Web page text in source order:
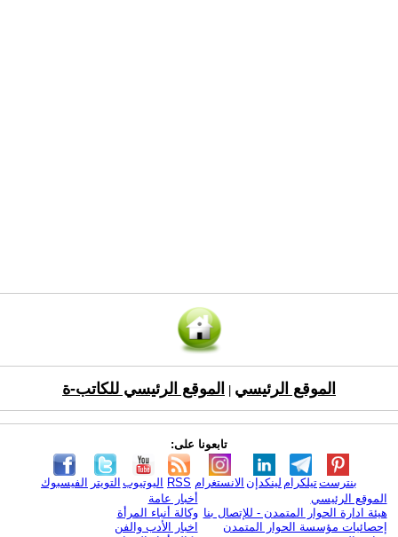
الموقع الرئيسي الموقع الرئيسي للكاتب-ة
تابعونا على:
الفيسبوك التويتر اليوتيوب RSS الانستغرام لينكدإن تيلكرامبنترست
الموقع الرئيسي
هيئة ادارة الحوار المتمدن - للإتصال بنا
إحصائيات مؤسسة الحوار المتمدن
أخبار عامة
وكالة أنباء المرأة
اخبار الأدب والفن